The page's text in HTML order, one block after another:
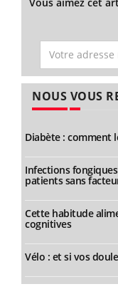
NOUS VOUS
Diabète : comment
Infections
patients sans
Cette habitude
cognitives
Vélo : et si vos